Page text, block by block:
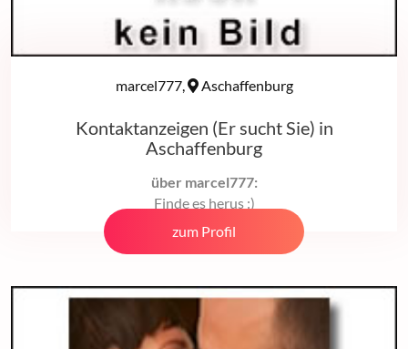
marcel777, Aschaffenburg
Kontaktanzeigen (Er sucht Sie) in
Aschaffenburg
über marcel777:
Finde es herus :)
zum Profil